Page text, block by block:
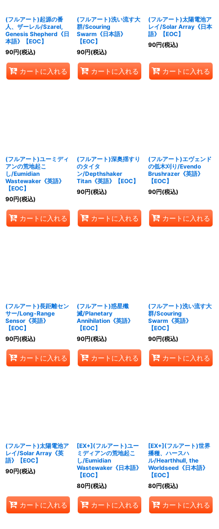
(フルアート)起源の番
人、ザーレル/Szarel,
Genesis Shepherd《日
本語》【EOC】
90円(税込)
カートに入れる
(フルアート)洗い流す大
群/Scouring
Swarm《日本語》
【EOC】
90円(税込)
カートに入れる
(フルアート)太陽電池ア
レイ/Solar Array《日本
語》【EOC】
90円(税込)
カートに入れる
(フルアート)ユーミディ
アンの荒地起こ
し/Eumidian
Wastewaker《英語》
【EOC】
90円(税込)
カートに入れる
(フルアート)深奥揺すり
のタイタ
ン/Depthshaker
Titan《英語》【EOC】
90円(税込)
カートに入れる
(フルアート)エヴェンド
の低木刈り/Evendo
Brushrazer《英語》
【EOC】
90円(税込)
カートに入れる
(フルアート)長距離セン
サー/Long-Range
Sensor《英語》
【EOC】
90円(税込)
カートに入れる
(フルアート)惑星殲
滅/Planetary
Annihilation《英語》
【EOC】
90円(税込)
カートに入れる
(フルアート)洗い流す大
群/Scouring
Swarm《英語》
【EOC】
90円(税込)
カートに入れる
(フルアート)太陽電池ア
レイ/Solar Array《英
語》【EOC】
90円(税込)
カートに入れる
[EX+](フルアート)ユー
ミディアンの荒地起こ
し/Eumidian
Wastewaker《日本語》
【EOC】
80円(税込)
カートに入れる
[EX+](フルアート)世界
播種、ハースハ
ル/Hearthhull, the
Worldseed《日本語》
【EOC】
80円(税込)
カートに入れる